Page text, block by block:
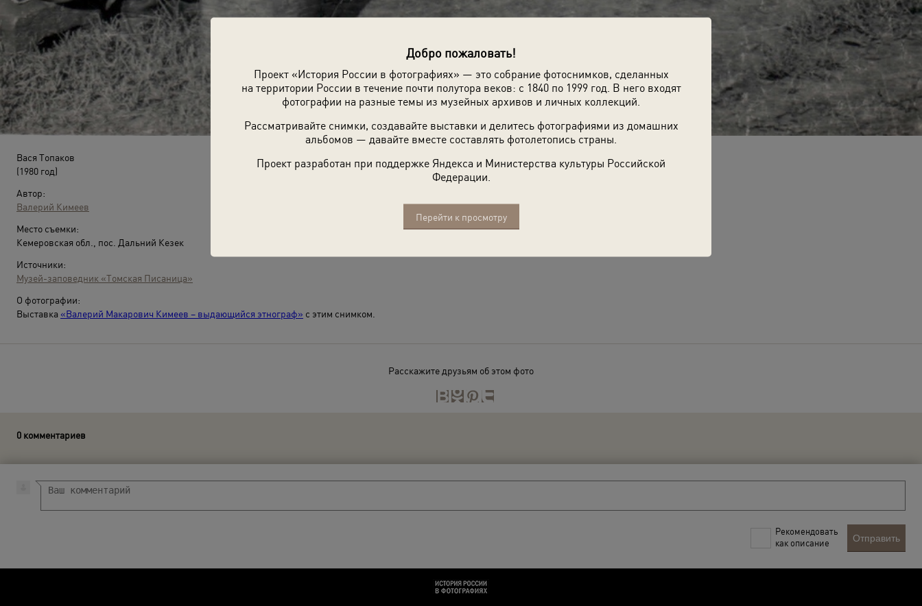
Добро пожаловать!
Проект «История России в фотографиях» — это собрание фотоснимков, сделанных
на территории России в течение почти полутора веков: с 1840 по 1999 год. В него входят
фотографии на разные темы из музейных архивов и личных коллекций.
Рассматривайте снимки, создавайте выставки и делитесь фотографиями из домашних
альбомов — давайте вместе составлять фотолетопись страны.
Проект разработан при поддержке Яндекса и Министерства культуры Российской
Федерации.
Перейти к просмотру
Вася Топаков
(1980 год)
Автор:
Валерий Кимеев
Место съемки:
Кемеровская обл., пос. Дальний Кезек
Источники:
Музей-заповедник «Томская Писаница»
О фотографии:
Выставка «Валерий Макарович Кимеев – выдающийся этнограф» с этим снимком.
Расскажите друзьям об этом фото
0 комментариев
Рекомендовать
как описание
Отправить